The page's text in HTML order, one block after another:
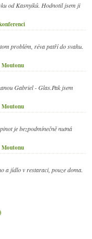
od Kasnyiků. Hodnotil jsem ji
problém, réva patří do svahu.
Moutonu
Gabriel - Glas.Pak jsem
Moutonu
je bezpodmínečně nutná
Moutonu
a jídlo v restaraci, pouze doma.